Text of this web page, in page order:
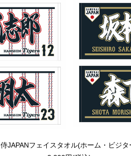
侍JAPANフェイスタオル(ホーム・ビジタ